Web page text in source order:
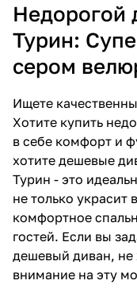
Недорогой
Турин:
сером
Ищете
Хотите купить
в себе комфорт и
хотите дешевые
Турин - это
не только украсит
комфортное
гостей. Если вы
дешевый диван, не
внимание на эту